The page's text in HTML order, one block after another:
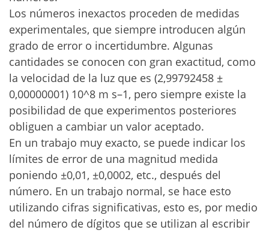
Los números inexactos proceden de medidas
experimentales, que siempre introducen algún
grado de error o incertidumbre. Algunas
cantidades se conocen con gran exactitud, como
la velocidad de la luz que es (2,99792458 ±
0,00000001) 10^8 m s–1, pero siempre existe la
posibilidad de que experimentos posteriores
obliguen a cambiar un valor aceptado.
En un trabajo muy exacto, se puede indicar los
límites de error de una magnitud medida
poniendo ±0,01, ±0,0002, etc., después del
número. En un trabajo normal, se hace esto
utilizando cifras significativas, esto es, por medio
del número de dígitos que se utilizan al escribir